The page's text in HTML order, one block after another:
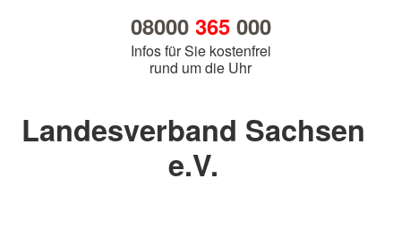
08000 365000
Infos für Sie kostenfrei
rund um die Uhr
Landesverband Sachsen
e.V.